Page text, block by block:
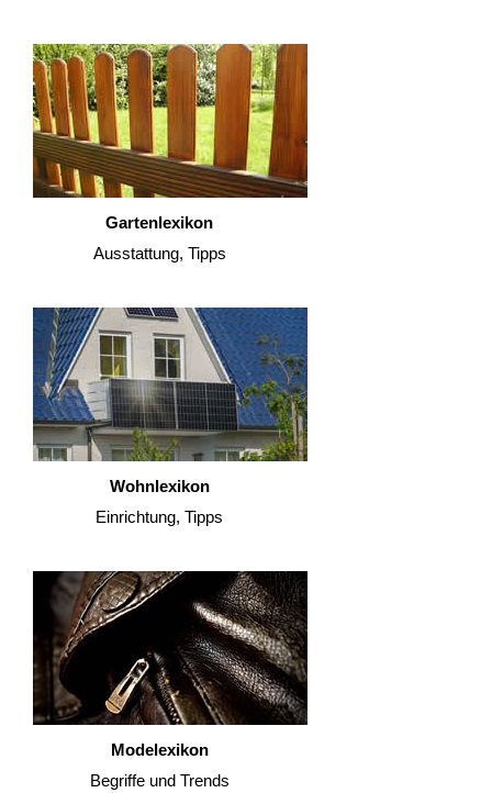
Gartenlexikon
Ausstattung, Tipps
Wohnlexikon
Einrichtung, Tipps
Modelexikon
Begriffe und Trends